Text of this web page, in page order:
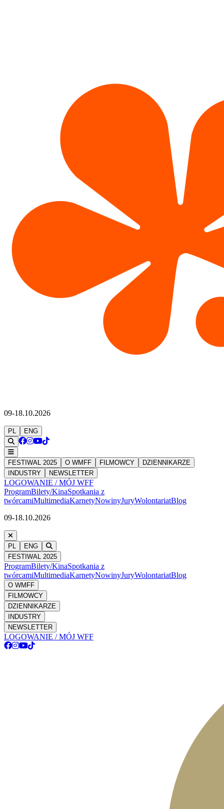
09-18.10.2026
PL ENG
FESTIWAL 2025 O WMFF FILMOWCY
DZIENNIKARZE
INDUSTRY
NEWSLETTER
LOGOWANIE / MÓJ WFF
ProgramBilety/KinaSpotkania z
twórcamiMultimediaKarnetyNowinyJuryWolontariatBlog
09-18.10.2026
PL
ENG
FESTIWAL 2025
ProgramBilety/KinaSpotkania z
twórcamiMultimediaKarnetyNowinyJuryWolontariatBlog
O WMFF
FILMOWCY
DZIENNIKARZE
INDUSTRY
NEWSLETTER
LOGOWANIE / MÓJ WFF